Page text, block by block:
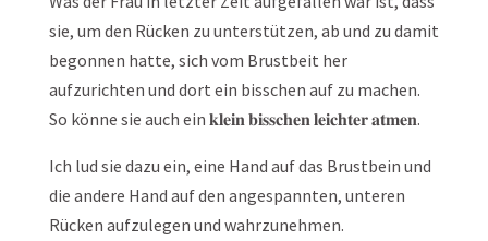
sie, um den Rücken zu unterstützen, ab und zu damit
begonnen hatte, sich vom Brustbeit her
aufzurichten und dort ein bisschen auf zu machen.
So könne sie auch ein 𝐤𝐥𝐞𝐢𝐧 𝐛𝐢𝐬𝐬𝐜𝐡𝐞𝐧 𝐥𝐞𝐢𝐜𝐡𝐭𝐞𝐫 𝐚𝐭𝐦𝐞𝐧.
Ich lud sie dazu ein, eine Hand auf das Brustbein und
die andere Hand auf den angespannten, unteren
Rücken aufzulegen und wahrzunehmen.